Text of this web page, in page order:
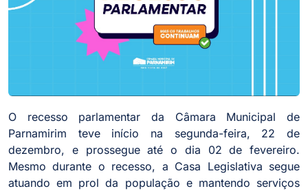
O recesso parlamentar da Câmara Municipal de
Parnamirim teve início na segunda-feira, 22 de
dezembro, e prossegue até o dia 02 de fevereiro.
Mesmo durante o recesso, a Casa Legislativa segue
atuando em prol da população e mantendo serviços